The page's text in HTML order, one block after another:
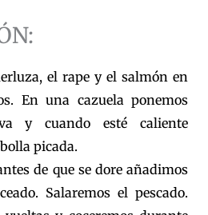
el rape y el salmón en
En una cazuela ponemos
y cuando esté caliente
picada.
de que se dore añadimos
Salaremos el pescado.